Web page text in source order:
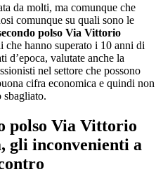
da molti, ma comunque che
comunque su quali sono le
polso Via Vittorio
che hanno superato i 10 anni di
d’epoca, valutate anche la
nel settore che possono
cifra economica e quindi non
sbagliato.
polso Via Vittorio
, gli inconvenienti a